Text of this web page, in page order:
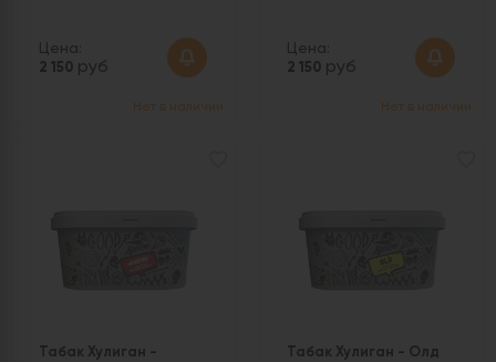
Цена:
2 150 руб
Нет в наличии
Цена:
2 150 руб
Нет в наличии
Табак Хулиган -
Табак Хулиган - Олд